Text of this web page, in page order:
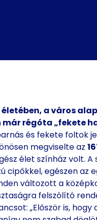
a város
régóta „fekete
és fekete foltok
megviselte az
élet színház volt.
cipőkkel, egészen
változott a
felszólító
„Először is,